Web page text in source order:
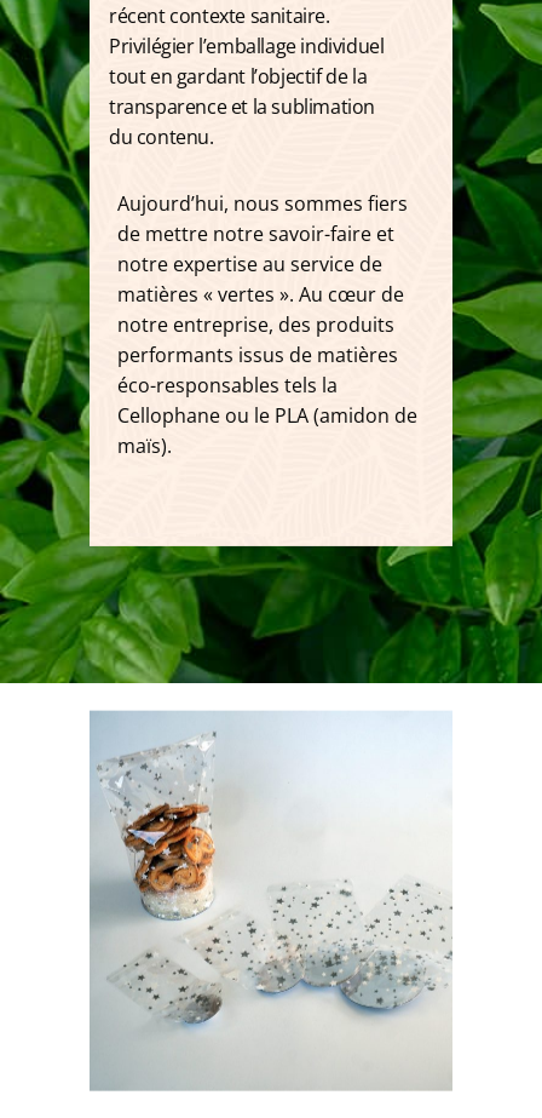
récent contexte sanitaire.
Privilégier l’emballage individuel
tout en gardant l’objectif de la
transparence et la sublimation
du contenu.
Aujourd’hui, nous sommes fiers
de mettre notre savoir-faire et
notre expertise au service de
matières « vertes ». Au cœur de
notre entreprise, des produits
performants issus de matières
éco-responsables tels la
Cellophane ou le PLA (amidon de
maïs).